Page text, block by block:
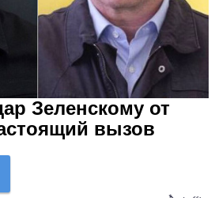
Зеленскому от
вызов